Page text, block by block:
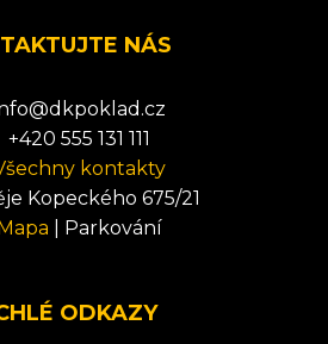
NÁS
+420 555 131 111
kontakty
Kopeckého 675/21
Parkování
ODKAZY